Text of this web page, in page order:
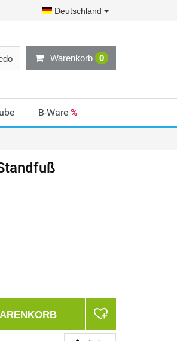
Deutschland
Warenkorb 0
B-Ware %